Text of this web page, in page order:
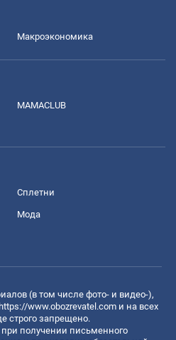
Mакроэкономика
MAMACLUB
Сплетни
Мода
(в том числе фото- и видео-),
https://www.obozrevatel.com и на всех
строго запрещено.
получении письменного